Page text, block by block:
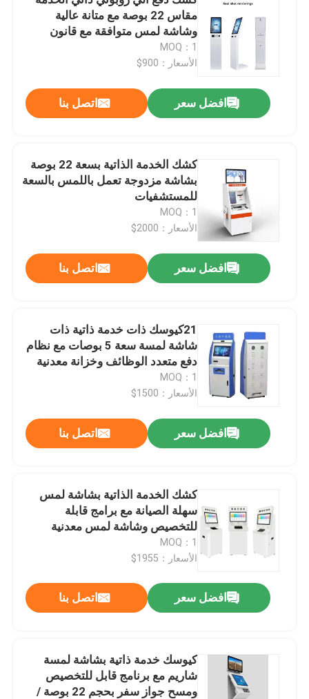
اطلب اقتباس
كشك الطلب الذاتي
نظام نقاط البيع للخدمة الذاتية
كشك رقمي بشاشة تعمل باللمس
السبورة التفاعلية الرقمية
شاشة إعلان عالية السطوع
عرض إعلان المصعد
شاشة تفاعلية تعمل باللمس
جدار الربط LCD
شاشة عرض LCD للإعلانات
مقاس 22 بوصة مع متانة عالية
وشاشة لمس متوافقة مع قانون
الأمريكيين ذوي الإعاقة لمحطات
الوقود
MOQ：1
الأسعار：900$
افضل سعر اتصل بنا
كشك الخدمة الذاتية بسعة 22 بوصة
بشاشة مزدوجة تعمل باللمس بالسعة
للمستشفيات
MOQ：1
الأسعار：2000$
افضل سعر اتصل بنا
21كيوسك ذات خدمة ذاتية ذات
شاشة لمسة سعة 5 بوصات مع نظام
دفع متعدد الوظائف وخزانة معدنية
MOQ：1
الأسعار：1500$
افضل سعر اتصل بنا
كشك الخدمة الذاتية بشاشة لمس
سهلة الصيانة مع برامج قابلة
للتخصيص وشاشة لمس معدنية
MOQ：1
الأسعار：1955$
افضل سعر اتصل بنا
كيوسك خدمة ذاتية بشاشة لمسة
شاريم مع برنامج قابل للتخصيص
ومسح جواز سفر بحجم 22 بوصة /